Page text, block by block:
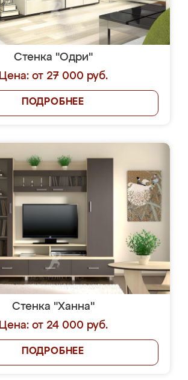
Стенка "Одри"
Цена: от 27 000 руб.
ПОДРОБНЕЕ
Стенка "Ханна"
Цена: от 24 000 руб.
ПОДРОБНЕЕ